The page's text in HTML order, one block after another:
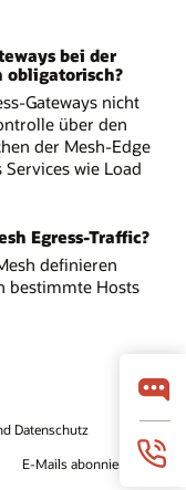
bei der
obligatorisch?
Gateways nicht
über den
der Mesh-Edge
wie Load
Egress-Traffic?
definieren
bestimmte Hosts
Datenschutz
E-Mails abonnieren